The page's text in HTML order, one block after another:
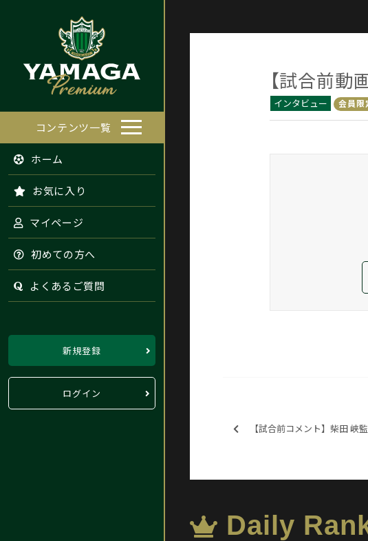
コンテンツ一覧
ホーム
お気に入り
マイページ
初めての方へ
よくあるご質問
新規登録
ログイン
【試合前動
インタビュー 会員限
【試合前コメント】柴田 峡
Daily